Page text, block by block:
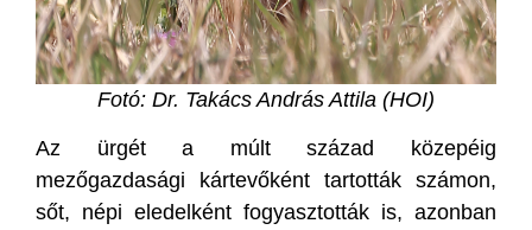
Fotó: Dr. Takács András Attila (HOI)
Az ürgét a múlt század közepéig
mezőgazdasági kártevőként tartották számon,
sőt, népi eledelként fogyasztották is, azonban